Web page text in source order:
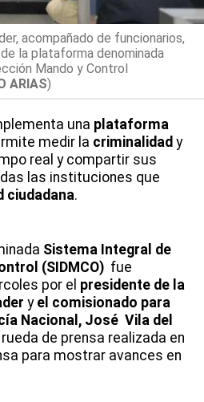
acompañado de funcionarios,
la plataforma denominada
Mando y Control
ARIAS)
una plataforma
medir la criminalidad y
real y compartir sus
las instituciones que
ciudadana.
Sistema Integral de
(SIDMCO) fue
por el presidente de la
y el comisionado para
Nacional, José Vila del
de prensa realizada en
para mostrar avances en